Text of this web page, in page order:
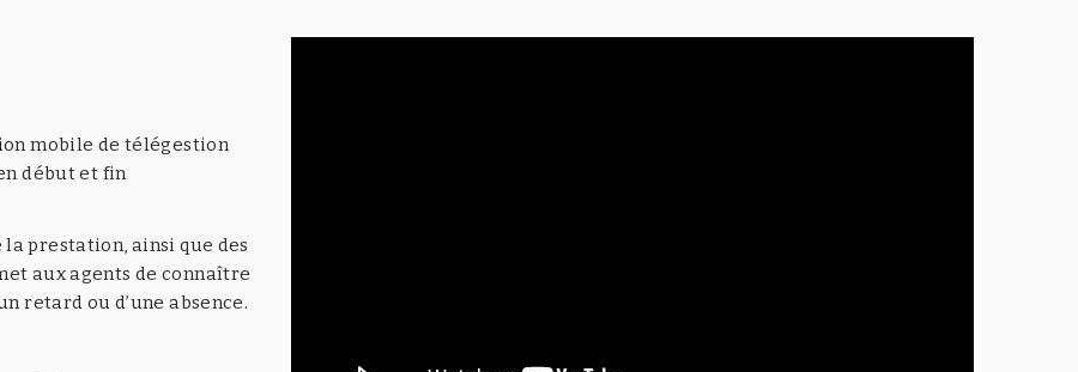
mobile de télégestion
début et fin
prestation, ainsi que des
aux agents de connaître
retard ou d’une absence.